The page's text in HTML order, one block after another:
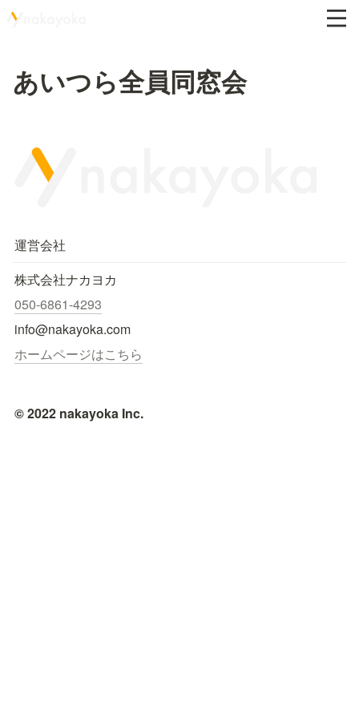
あいつら全員同窓会
運営会社
株式会社ナカヨカ
050-6861-4293
info@nakayoka.com
ホームページはこちら
© 2022 nakayoka Inc.